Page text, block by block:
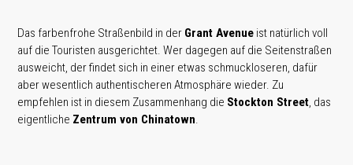
Das farbenfrohe Straßenbild in der Grant Avenue ist natürlich voll
auf die Touristen ausgerichtet. Wer dagegen auf die Seitenstraßen
ausweicht, der findet sich in einer etwas schmuckloseren, dafür
aber wesentlich authentischeren Atmosphäre wieder. Zu
empfehlen ist in diesem Zusammenhang die Stockton Street , das
eigentliche Zentrum von Chinatown